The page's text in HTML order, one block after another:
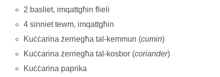
2 basliet, imqattgħin flieli
4 sinniet tewm, imqattgħin
Kuċċarina żerriegħa tal-kemmun (cumin)
Kuċċarina żerriegħa tal-kosbor (coriander)
Kuċċarina paprika